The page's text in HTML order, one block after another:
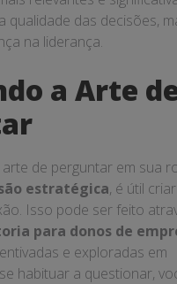
qualidade das decisões,
na liderança.
a Arte
de perguntar em sua
estratégica, é útil
Isso pode ser feito
para donos de
e exploradas em
habituar a questionar,